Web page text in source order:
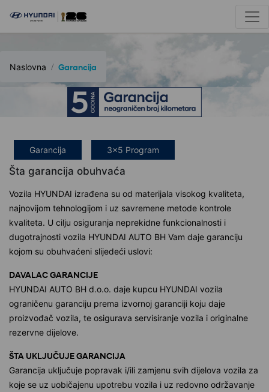
Naslovna Garancija
Garancija 3x5 Program
Šta garancija obuhvaća
Vozila HYUNDAI izrađena su od materijala visokog kvaliteta,
najnovijom tehnologijom i uz savremene metode kontrole
kvaliteta. U cilju osiguranja neprekidne funkcionalnosti i
dugotrajnosti vozila HYUNDAI AUTO BH Vam daje garanciju
kojom su obuhvaćeni slijedeći uslovi:
DAVALAC GARANCIJE
HYUNDAI AUTO BH d.o.o. daje kupcu HYUNDAI vozila
ograničenu garanciju prema izvornoj garanciji koju daje
proizvođač vozila, te osigurava servisiranje vozila i originalne
rezervne dijelove.
ŠTA UKLJUČUJE GARANCIJA
Garancija uključuje popravak i/ili zamjenu svih dijelova vozila za
koje se uz uobičajenu upotrebu vozila i uz redovno održavanje